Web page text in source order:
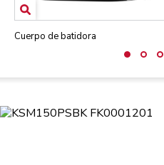
Cuerpo de batidora